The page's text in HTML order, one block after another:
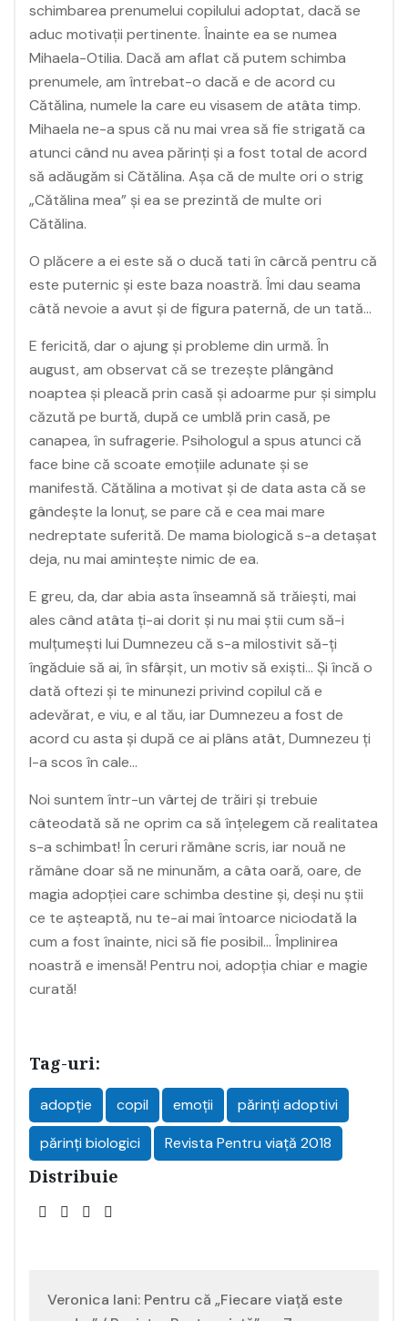
schimbarea prenumelui copilului adoptat, dacă se
aduc motivații pertinente. Înainte ea se numea
Mihaela-Otilia. Dacă am aflat că putem schimba
prenumele, am întrebat-o dacă e de acord cu
Cătălina, numele la care eu visasem de atâta timp.
Mihaela ne-a spus că nu mai vrea să fie strigată ca
atunci când nu avea părinți și a fost total de acord
să adăugăm si Cătălina. Așa că de multe ori o strig
„Cătălina mea” și ea se prezintă de multe ori
Cătălina.
O plăcere a ei este să o ducă tati în cârcă pentru că
este puternic și este baza noastră. Îmi dau seama
câtă nevoie a avut și de figura paternă, de un tată…
E fericită, dar o ajung și probleme din urmă. În
august, am observat că se trezește plângând
noaptea și pleacă prin casă și adoarme pur și simplu
căzută pe burtă, după ce umblă prin casă, pe
canapea, în sufragerie. Psihologul a spus atunci că
face bine că scoate emoțiile adunate și se
manifestă. Cătălina a motivat și de data asta că se
gândește la Ionuț, se pare că e cea mai mare
nedreptate suferită. De mama biologică s-a detașat
deja, nu mai amintește nimic de ea.
E greu, da, dar abia asta înseamnă să trăiești, mai
ales când atâta ți-ai dorit și nu mai știi cum să-i
mulțumești lui Dumnezeu că s-a milostivit să-ți
îngăduie să ai, în sfârșit, un motiv să exiști… Și încă o
dată oftezi și te minunezi privind copilul că e
adevărat, e viu, e al tău, iar Dumnezeu a fost de
acord cu asta și după ce ai plâns atât, Dumnezeu ți
l-a scos în cale…
Noi suntem într-un vârtej de trăiri și trebuie
câteodată să ne oprim ca să înțelegem că realitatea
s-a schimbat! În ceruri rămâne scris, iar nouă ne
rămâne doar să ne minunăm, a câta oară, oare, de
magia adopției care schimba destine și, deși nu știi
ce te așteaptă, nu te-ai mai întoarce niciodată la
cum a fost înainte, nici să fie posibil… Împlinirea
noastră e imensă! Pentru noi, adopția chiar e magie
curată!
Tag-uri:
adopție copil emoții
părinţi adoptivi
părinți biologici
Revista Pentru viață 2018
Distribuie
Navigare
Veronica Iani: Pentru că „Fiecare viață este